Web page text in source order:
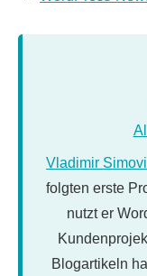
Vladimir
folgten erste
nutzt er
Blogartikeln